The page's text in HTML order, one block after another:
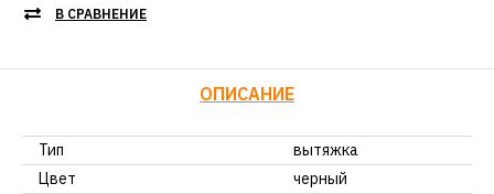
В СРАВНЕНИЕ
ОПИСАНИЕ
Тип
вытяжка
Цвет
черный